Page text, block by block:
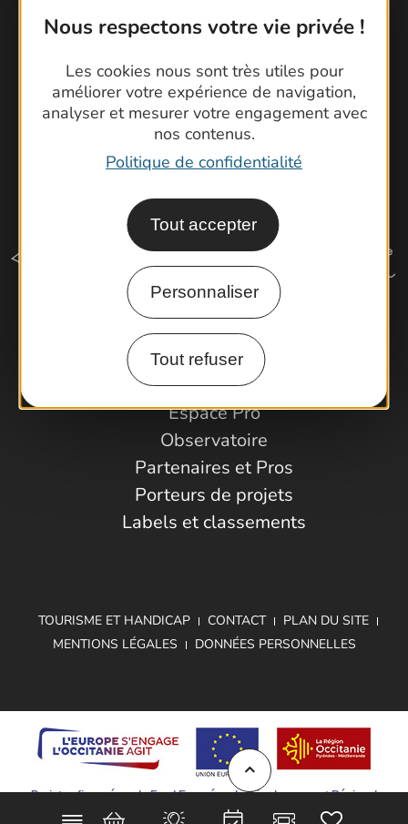
Nous respectons votre vie privée !
Les cookies nous sont très utiles pour
améliorer votre expérience de navigation,
analyser et mesurer votre engagement avec
nos contenus.
Politique de confidentialité
Tout accepter
Personnaliser
Tout refuser
Cartoguides et Topoguides
Latitude Gard
Comment venir ?
Espace Pro
Observatoire
Partenaires et Pros
Porteurs de projets
Labels et classements
TOURISME ET HANDICAP CONTACT
PLAN DU SITE
MENTIONS LÉGALES
DONNÉES PERSONNELLES
Projet cofinancé par le Fond Européen de Développement Régional